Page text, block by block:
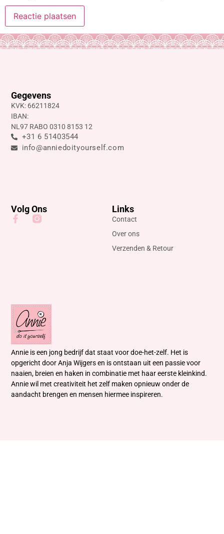
Annie is een jong bedrijf dat staat voor doe-het-zelf. Het is
opgericht door Anja Wijgers en is ontstaan uit een passie voor
naaien, breien en haken in combinatie met haar eerste kleinkind.
Annie wil met creativiteit het zelf maken opnieuw onder de
aandacht brengen en mensen hiermee inspireren.
Links
Contact
Over ons
Verzenden & Retour
Gegevens
KVK: 66211824
IBAN:
NL97 RABO 0310 8153 12
+31 6 51403544
info@anniedoityourself.com
Volg Ons